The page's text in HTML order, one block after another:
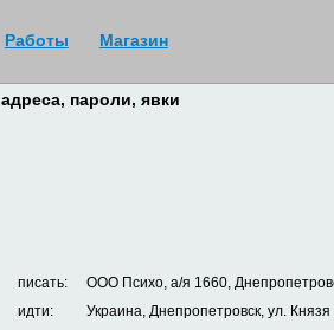
адреса, пароли, явки
писать:
ООО Психо, а/я 1660,
идти:
Украина, Днепропетровск, ул.